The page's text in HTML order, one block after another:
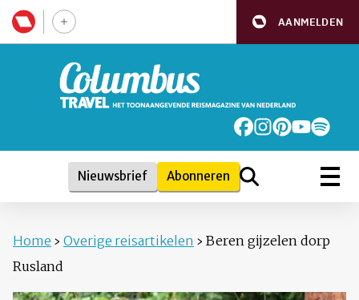
AANMELDEN
Nieuwsbrief Abonneren
Home › Overige reisartikelen › Beren gijzelen dorp
Rusland